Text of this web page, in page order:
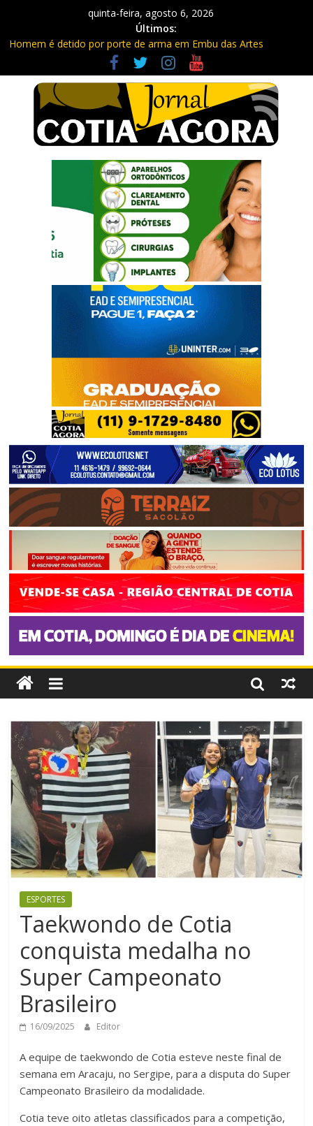
quinta-feira, agosto 6, 2026
Últimos:
Homem é detido por porte de arma em Embu das Artes
Carretas da Capacitação trazem cursos gratuitos para Cotia e
Vargem Grande
Traficante é preso com quase 400 porções de drogas no Jardim
Rosemeire
Radares de Cotia vão passar por manutenção e vias serão
interditadas
ESPORTES
Taekwondo de Cotia
conquista medalha no
Super Campeonato
Brasileiro
16/09/2025 Editor
A equipe de taekwondo de Cotia esteve neste final de
semana em Aracaju, no Sergipe, para a disputa do Super
Campeonato Brasileiro da modalidade.
Cotia teve oito atletas classificados para a competição,